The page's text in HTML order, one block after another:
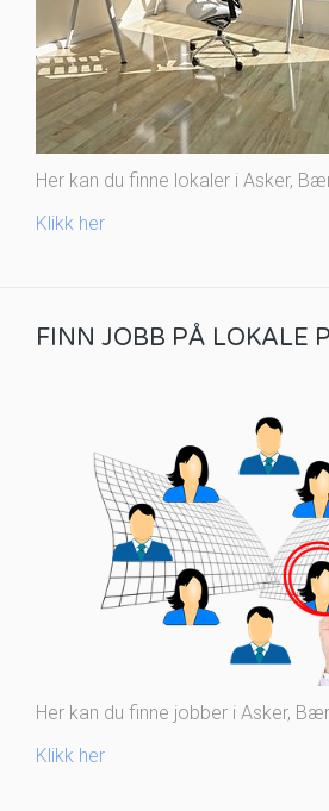
Her kan du finne lokaler i Asker,
Klikk her
FINN JOBB PÅ LOKALE
Her kan du finne jobber i Asker,
Klikk her